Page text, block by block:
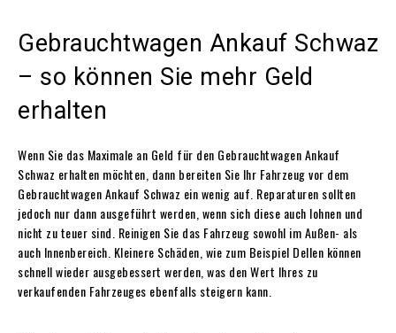
Gebrauchtwagen Ankauf Schwaz
– so können Sie mehr Geld
erhalten
Wenn Sie das Maximale an Geld für den Gebrauchtwagen Ankauf
Schwaz erhalten möchten, dann bereiten Sie Ihr Fahrzeug vor dem
Gebrauchtwagen Ankauf Schwaz ein wenig auf. Reparaturen sollten
jedoch nur dann ausgeführt werden, wenn sich diese auch lohnen und
nicht zu teuer sind. Reinigen Sie das Fahrzeug sowohl im Außen- als
auch Innenbereich. Kleinere Schäden, wie zum Beispiel Dellen können
schnell wieder ausgebessert werden, was den Wert Ihres zu
verkaufenden Fahrzeuges ebenfalls steigern kann.